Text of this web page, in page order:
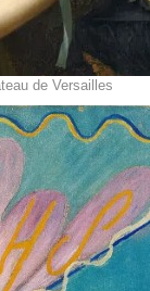
de Versailles